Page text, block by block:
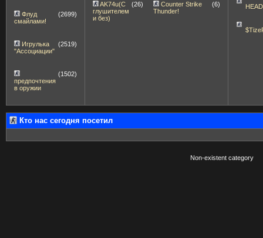
Флуд
смайлами!
(2699)
Игрулька
"Ассоциации"
(2519)
предпочтения
в оружии
(1502)
AK74u(С
глушителем
и без)
(26)
Counter Strike
Thunder!
(6)
Кто нас сегодня посетил
Non-existent category